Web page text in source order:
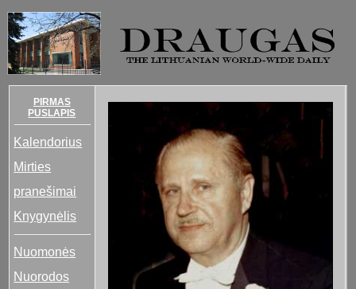
PIRMAS
PUSLAPIS
Kalendorius
Mirties
pranešimai
Knygynėlis
Nuomonės
Nuorodos